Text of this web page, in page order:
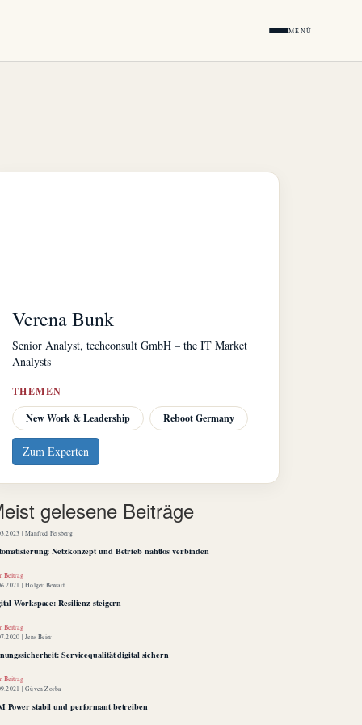
MENÜ
Verena Bunk
Senior Analyst, techconsult GmbH – the IT Market
Analysts
THEMEN
New Work & Leadership
Reboot Germany
Zum Experten
gelesene Beiträge
|Manfred Felsberg
Netzkonzept und Betrieb nahtlos verbinden
Beitrag
|Holger Bewart
Workspace: Resilienz steigern
Beitrag
|Jens Beier
Servicequalität digital sichern
Beitrag
|Güven Zorba
Power stabil und performant betreiben